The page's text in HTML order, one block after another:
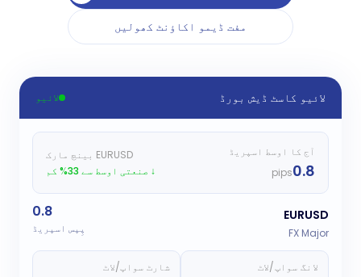
مفت ڈیمو اکاؤنٹ کھولیں
لائیو کاسٹ ڈیش بورڈ لائیو
آج کا اوسط اسپریڈ
0.8
pips
EURUSD بینچ مارک
↓ صنعتی اوسط سے 33% کم
EURUSD
FX Major
0.8
پِپس اسپریڈ
لانگ سواپ/لاٹ شارٹ سواپ/لاٹ